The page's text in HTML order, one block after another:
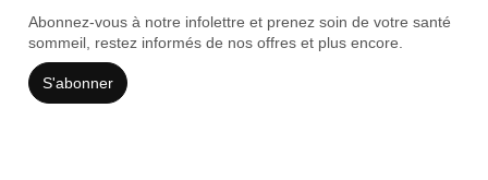
Abonnez-vous à notre infolettre et prenez soin de votre santé
sommeil, restez informés de nos offres et plus encore.
S'abonner